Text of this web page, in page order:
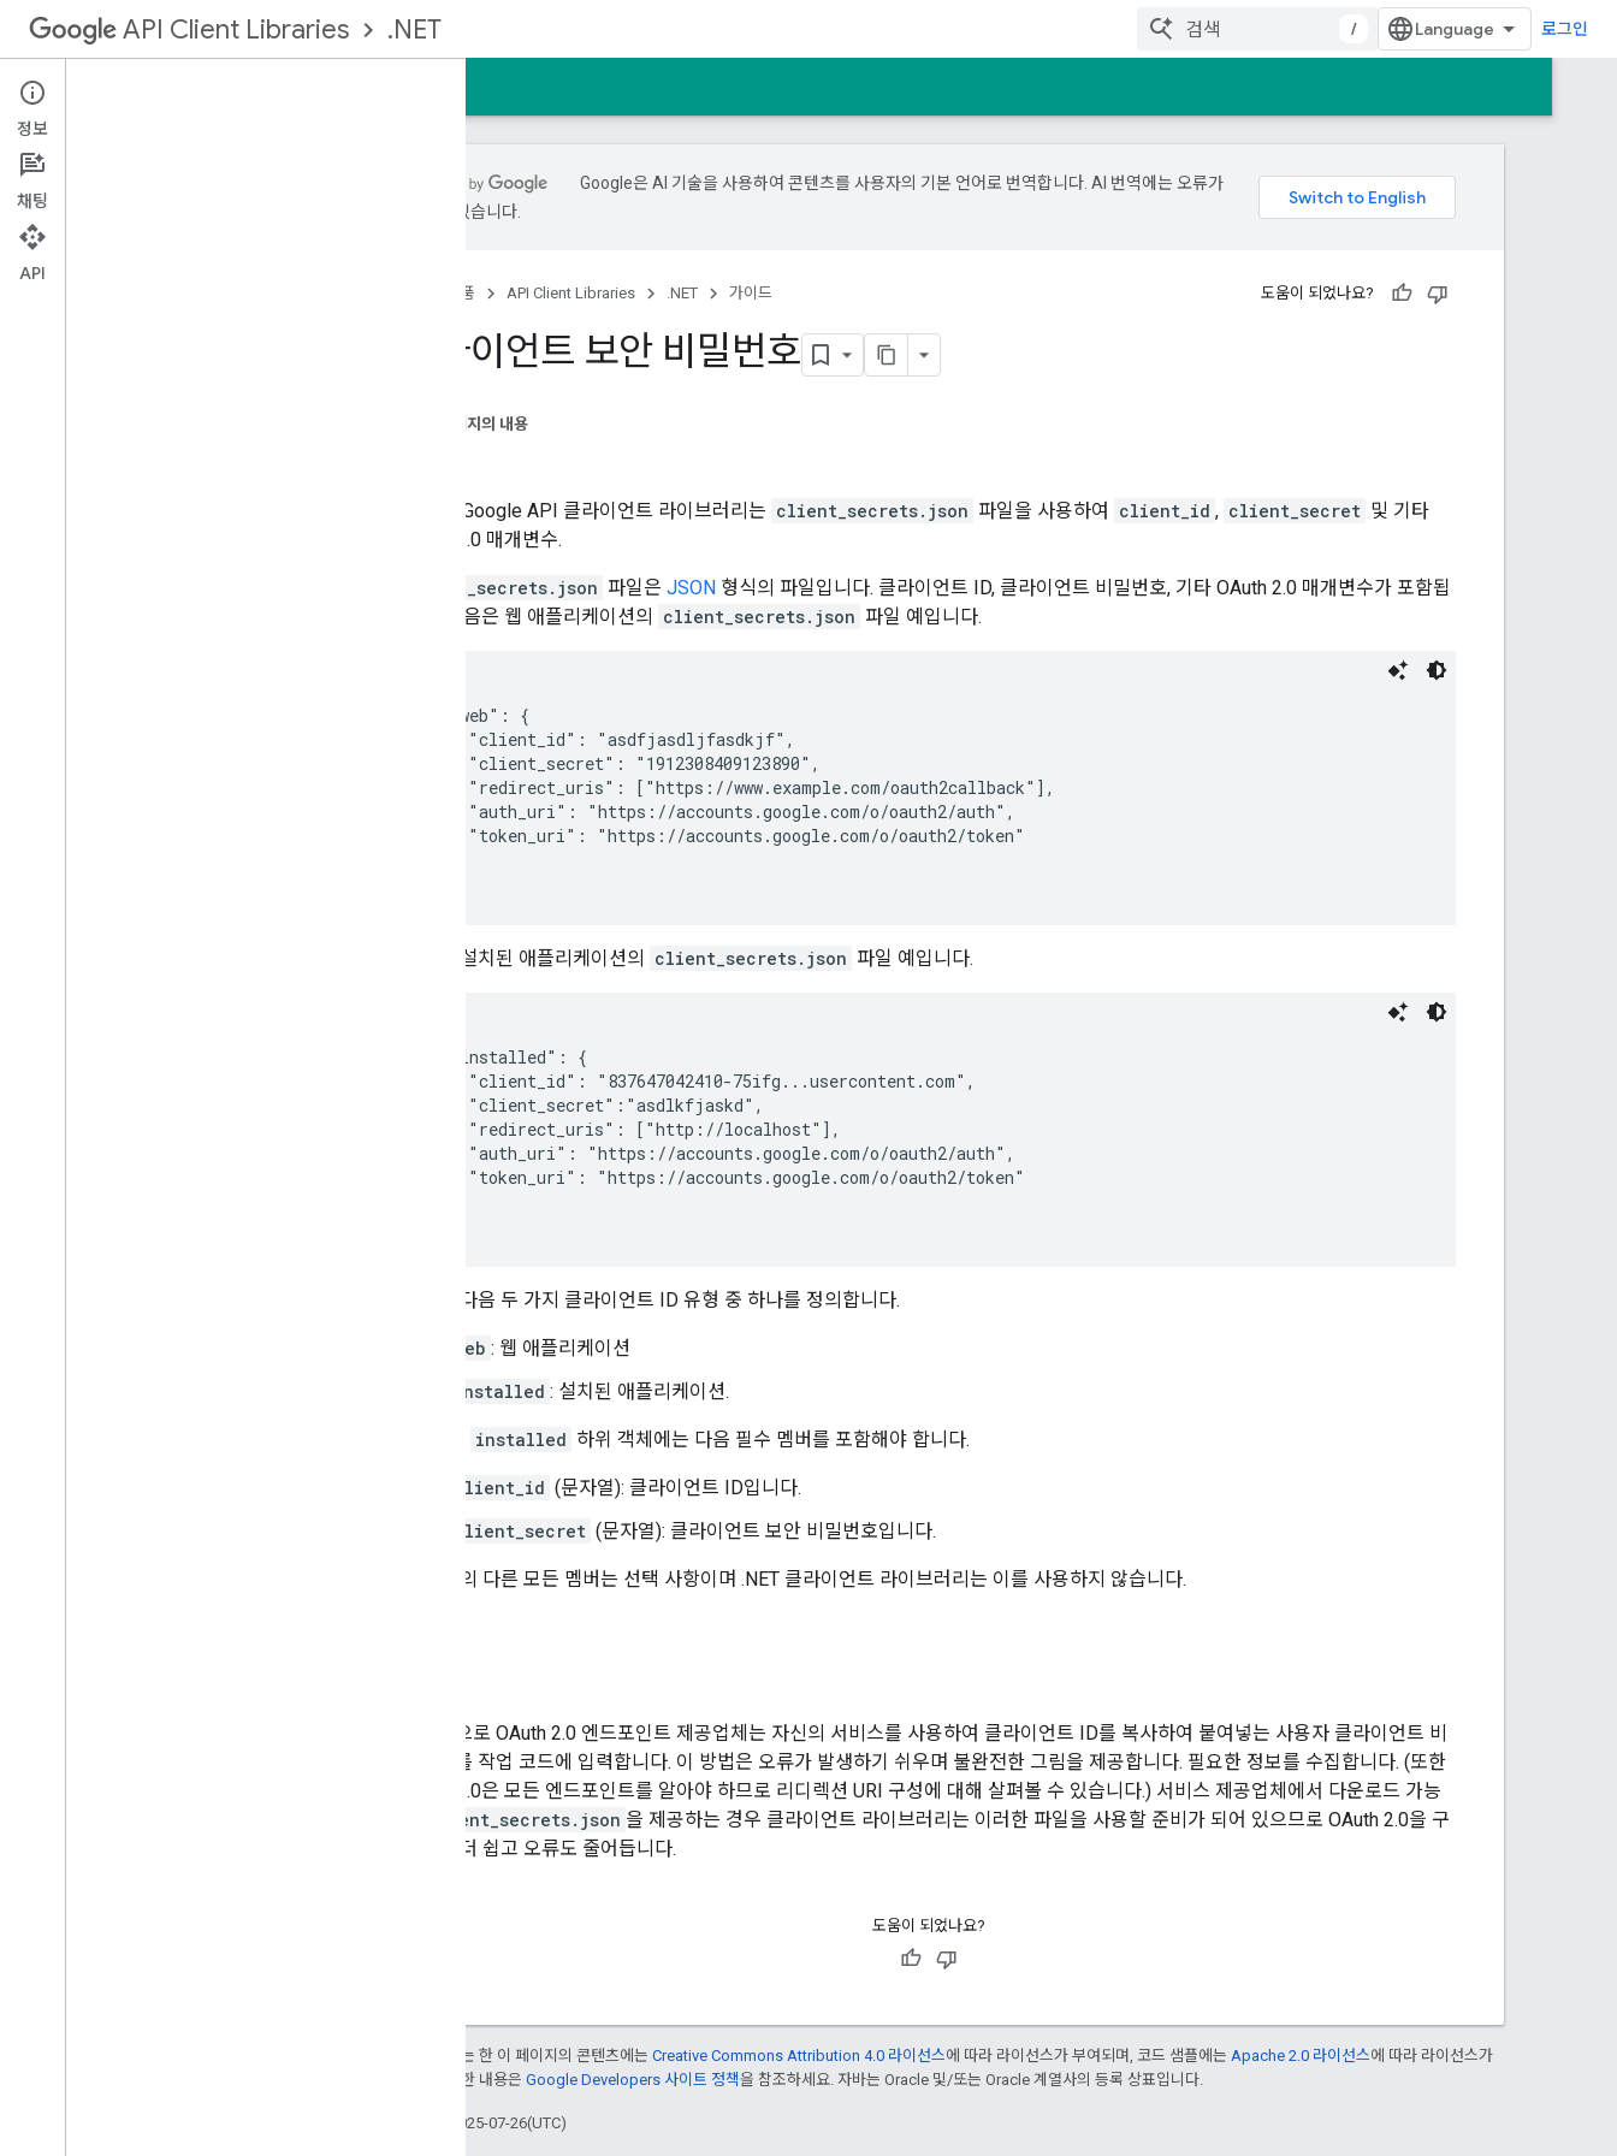
API Client Libraries .NET / 로그인
시작하기
Google은 AI 기술을 사용하여 콘텐츠를 사용자의 기본 언어로 번역합니다. AI 번역에는 오류가
있을 수 있습니다.
제품 API Client Libraries .NET 가이드 도움이 되었나요?
클라이언트 보안 비밀번호
이 페이지의 내용
.NET용 Google API 클라이언트 라이브러리는 client_secrets.json 파일을 사용하여 client_id , client_secret 및 기타
OAuth 2.0 매개변수.
client_secrets.json 파일은 JSON 형식의 파일입니다. 클라이언트 ID, 클라이언트 비밀번호, 기타 OAuth 2.0 매개변수가 포함됩
니다. 다음은 웹 애플리케이션의
client_secrets.json 파일 예입니다.
  "web": {
    "client_id": "asdfjasdljfasdkjf",
    "client_secret": "1912308409123890",
    "redirect_uris": ["https://www.example.com/oauth2callback"],
    "auth_uri": "https://accounts.google.com/o/oauth2/auth",
    "token_uri": "https://accounts.google.com/o/oauth2/token"
다음은 설치된 애플리케이션의 client_secrets.json 파일 예입니다.
  "installed": {
    "client_id": "837647042410-75ifg...usercontent.com",
    "client_secret":"asdlkfjaskd",
    "redirect_uris": ["http://localhost"],
    "auth_uri": "https://accounts.google.com/o/oauth2/auth",
    "token_uri": "https://accounts.google.com/o/oauth2/token"
형식은 다음 두 가지 클라이언트 ID 유형 중 하나를 정의합니다.
web : 웹 애플리케이션
installed : 설치된 애플리케이션.
installed 하위 객체에는 다음 필수 멤버를 포함해야 합니다.
client_id (문자열): 클라이언트 ID입니다.
client_secret (문자열): 클라이언트 보안 비밀번호입니다.
이 파일의 다른 모든 멤버는 선택 사항이며 .NET 클라이언트 라이브러리는 이를 사용하지 않습니다.
일반적으로 OAuth 2.0 엔드포인트 제공업체는 자신의 서비스를 사용하여 클라이언트 ID를 복사하여 붙여넣는 사용자 클라이언트 비
밀번호를 작업 코드에 입력합니다. 이 방법은 오류가 발생하기 쉬우며 불완전한 그림을 제공합니다. 필요한 정보를 수집합니다. (또한
OAuth 2.0은 모든 엔드포인트를 알아야 하므로 리디렉션 URI 구성에 대해 살펴볼 수 있습니다.) 서비스 제공업체에서 다운로드 가능
client_secrets.json 을 제공하는 경우 클라이언트 라이브러리는 이러한 파일을 사용할 준비가 되어 있으므로 OAuth 2.0을 구
현하면 더 쉽고 오류도 줄어듭니다.
도움이 되었나요?
달리 명시되지 않는 한 이 페이지의 콘텐츠에는 Creative Commons Attribution 4.0 라이선스에 따라 라이선스가 부여되며, 코드 샘플에는 Apache 2.0 라이선스에 따라 라이선스가
부여됩니다. 자세한 내용은 Google Developers 사이트 정책을 참조하세요. 자바는 Oracle 및/또는 Oracle 계열사의 등록 상표입니다.
최종 업데이트: 2025-07-26(UTC)
정보
채팅
API